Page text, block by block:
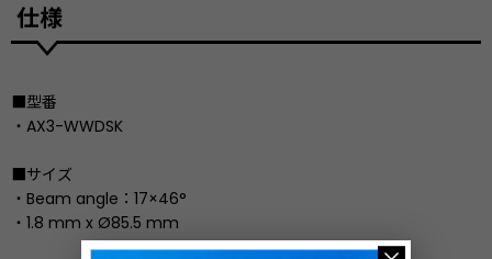
仕様
■型番
・AX3-WWDSK
■サイズ
・Beam angle：17×46°
・1.8 mm x Ø85.5 mm